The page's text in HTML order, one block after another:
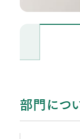
部門につ